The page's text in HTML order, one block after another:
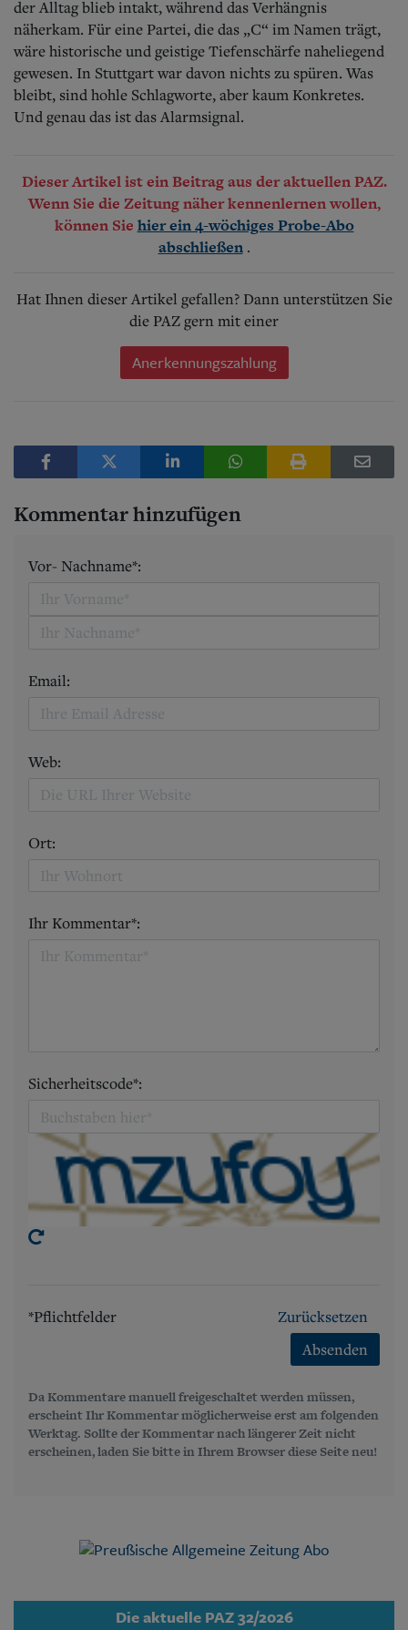
der Alltag blieb intakt, während das Verhängnis
näherkam. Für eine Partei, die das „C“ im Namen trägt,
wäre historische und geistige Tiefenschärfe naheliegend
gewesen. In Stuttgart war davon nichts zu spüren. Was
bleibt, sind hohle Schlagworte, aber kaum Konkretes.
Und genau das ist das Alarmsignal.
Dieser Artikel ist ein Beitrag aus der aktuellen PAZ.
Wenn Sie die Zeitung näher kennenlernen wollen,
können Sie hier ein 4-wöchiges Probe-Abo
abschließen .
Hat Ihnen dieser Artikel gefallen? Dann unterstützen Sie
die PAZ gern mit einer
Anerkennungszahlung
Kommentar hinzufügen
Vor- Nachname*:
Email:
Web:
Ort:
Ihr Kommentar*:
Sicherheitscode*:
*Pflichtfelder
Zurücksetzen
Absenden
Da Kommentare manuell freigeschaltet werden müssen,
erscheint Ihr Kommentar möglicherweise erst am folgenden
Werktag. Sollte der Kommentar nach längerer Zeit nicht
erscheinen, laden Sie bitte in Ihrem Browser diese Seite neu!
Die aktuelle PAZ 32/2026